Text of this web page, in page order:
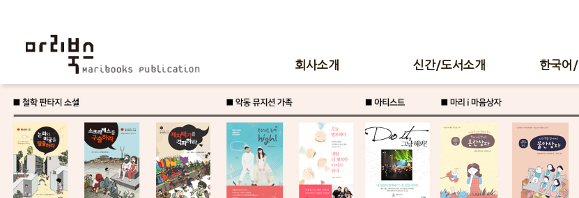
회사소개 신간/도서소개 한국어